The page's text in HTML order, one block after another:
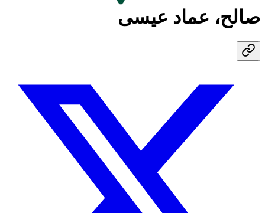
صالح، عماد عيسى